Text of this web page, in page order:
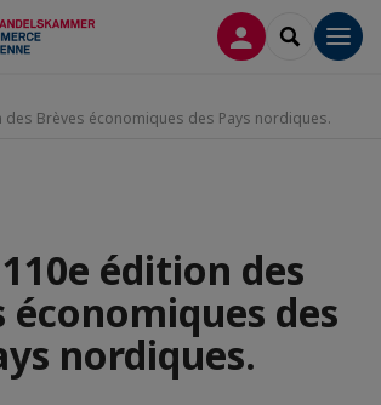
CONNEXION
des Brèves économiques des Pays nordiques.
édition des
économiques des
nordiques.